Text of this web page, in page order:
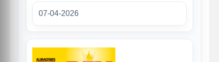
07-04-2026